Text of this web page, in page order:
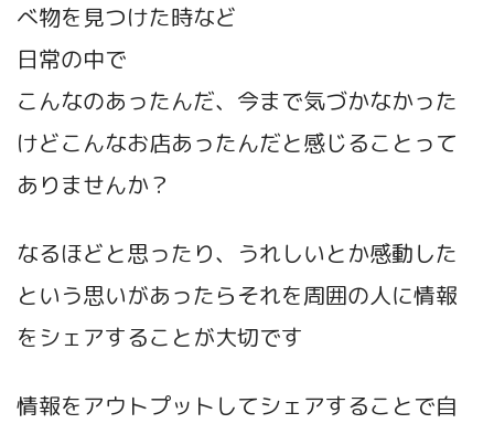
べ物を見つけた時など
日常の中で
こんなのあったんだ、今まで気づかなかった
けどこんなお店あったんだと感じることって
ありませんか？
なるほどと思ったり、うれしいとか感動した
という思いがあったらそれを周囲の人に情報
をシェアすることが大切です
情報をアウトプットしてシェアすることで自